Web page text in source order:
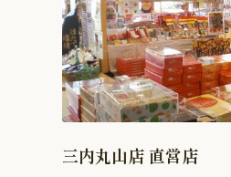
三内丸山店 直営店